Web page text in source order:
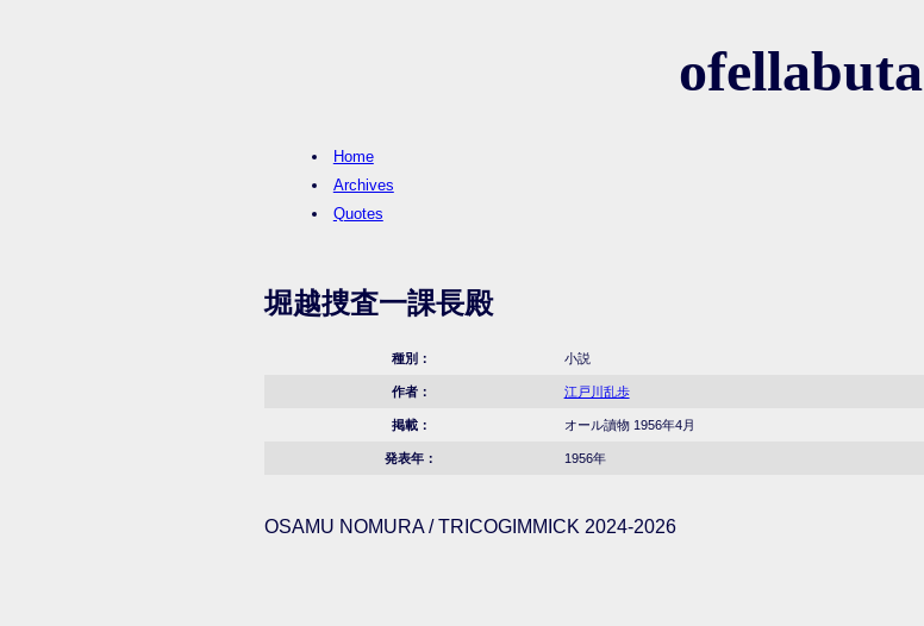
ofellabuta
Home
Archives
Quotes
堀越捜査一課長殿
種別： 小説
作者： 江戸川乱歩
掲載： オール讀物 1956年4月
発表年： 1956年
OSAMU NOMURA / TRICOGIMMICK 2024-2026